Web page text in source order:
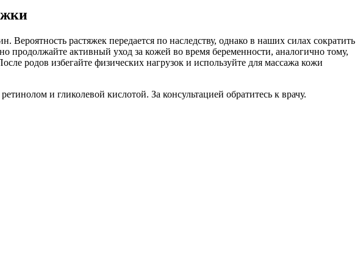
растяжек передается по наследству, однако в наших силах сократить
продолжайте активный уход за кожей во время беременности, аналогично тому,
родов избегайте физических нагрузок и используйте для массажа кожи
и гликолевой кислотой. За консультацией обратитесь к врачу.